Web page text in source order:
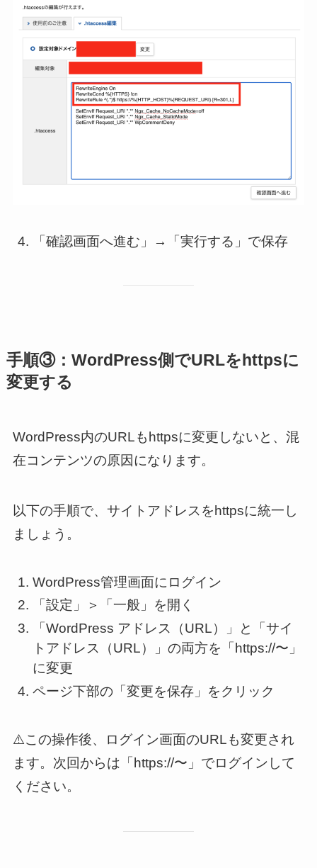
「確認画面へ進む」→「実行する」で保存
手順③：WordPress側でURLをhttpsに
変更する
WordPress内のURLもhttpsに変更しないと、混
在コンテンツの原因になります。
以下の手順で、サイトアドレスをhttpsに統一し
ましょう。
WordPress管理画面にログイン
「設定」＞「一般」を開く
「WordPress アドレス（URL）」と「サイ
トアドレス（URL）」の両方を「https://〜」
に変更
ページ下部の「変更を保存」をクリック
⚠️この操作後、ログイン画面のURLも変更され
ます。次回からは「https://〜」でログインして
ください。